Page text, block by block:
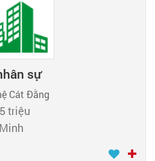
sự
Cát Đằng
triệu